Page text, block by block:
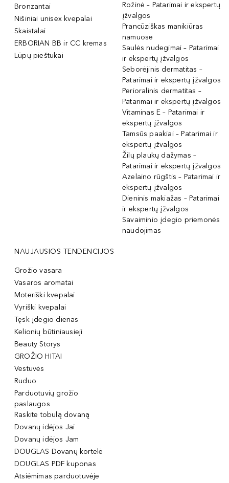
Bronzantai
Nišiniai unisex kvepalai
Skaistalai
ERBORIAN BB ir CC kremas
Lūpų pieštukai
Rožinė – Patarimai ir ekspertų
įžvalgos
Prancūziškas manikiūras
namuose
Saulės nudegimai – Patarimai
ir ekspertų įžvalgos
Seborėjinis dermatitas –
Patarimai ir ekspertų įžvalgos
Perioralinis dermatitas –
Patarimai ir ekspertų įžvalgos
Vitaminas E – Patarimai ir
ekspertų įžvalgos
Tamsūs paakiai – Patarimai ir
ekspertų įžvalgos
Žilų plaukų dažymas –
Patarimai ir ekspertų įžvalgos
Azelaino rūgštis – Patarimai ir
ekspertų įžvalgos
Dieninis makiažas – Patarimai
ir ekspertų įžvalgos
Savaiminio įdegio priemonės
naudojimas
NAUJAUSIOS TENDENCIJOS
Grožio vasara
Vasaros aromatai
Moteriški kvepalai
Vyriški kvepalai
Tęsk įdegio dienas
Kelionių būtiniausieji
Beauty Storys
GROŽIO HITAI
Vestuvės
Ruduo
Parduotuvių grožio
paslaugos
Raskite tobulą dovaną
Dovanų idėjos Jai
Dovanų idėjos Jam
DOUGLAS Dovanų kortelė
DOUGLAS PDF kuponas
Atsiėmimas parduotuvėje